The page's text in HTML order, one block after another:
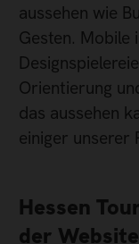
aussehen wie
Gesten.
Orientierung
das aussehen
einiger unserer
Hessen
der Website